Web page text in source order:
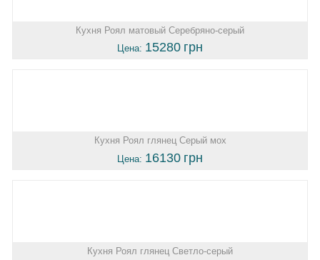
Кухня Роял матовый Серебряно-серый
Цена: 15280 грн
Кухня Роял глянец Серый мох
Цена: 16130 грн
Кухня Роял глянец Светло-серый